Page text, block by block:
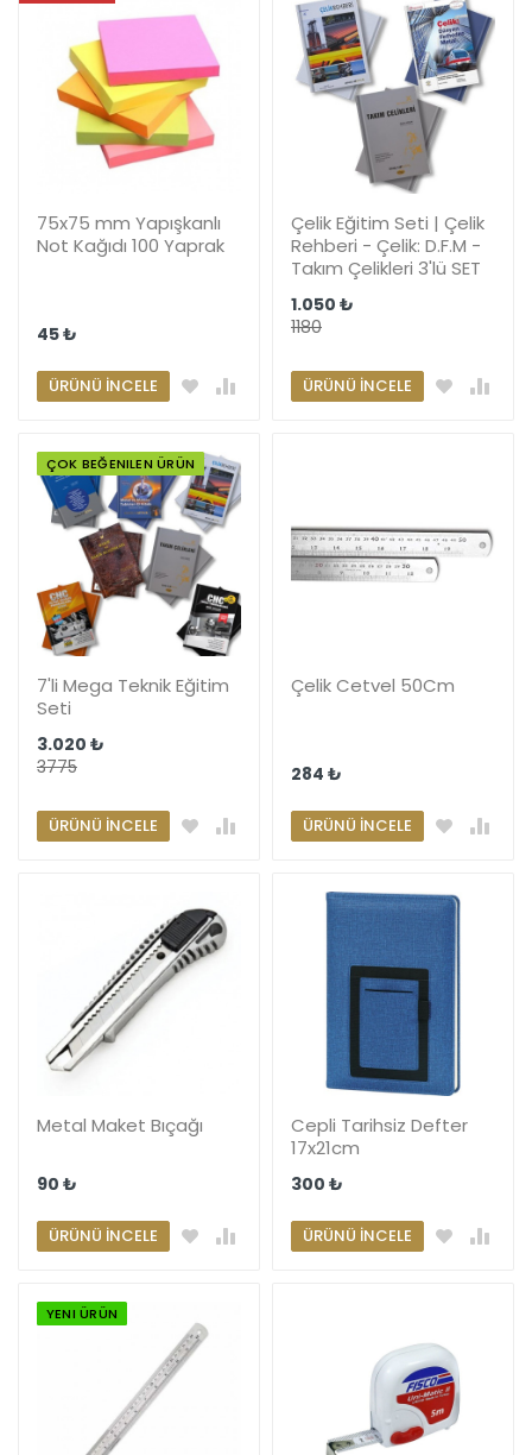
75x75 mm Yapışkanlı
Not Kağıdı 100 Yaprak
45 ₺
ÜRÜNÜ İNCELE
Çelik Eğitim Seti | Çelik
Rehberi - Çelik: D.F.M -
Takım Çelikleri 3'lü SET
1.050 ₺
1180
ÜRÜNÜ İNCELE
ÇOK BEĞENILEN ÜRÜN
7'li Mega Teknik Eğitim
Seti
3.020 ₺
3775
ÜRÜNÜ İNCELE
Çelik Cetvel 50Cm
284 ₺
ÜRÜNÜ İNCELE
Metal Maket Bıçağı
90 ₺
ÜRÜNÜ İNCELE
Cepli Tarihsiz Defter
17x21cm
300 ₺
ÜRÜNÜ İNCELE
YENI ÜRÜN